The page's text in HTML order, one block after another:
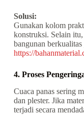
Solusi:
Gunakan kolom
konstruksi. Selain
bangunan
https://
4. Proses
Cuaca panas sering
dan plester. Jika
terjadi secara